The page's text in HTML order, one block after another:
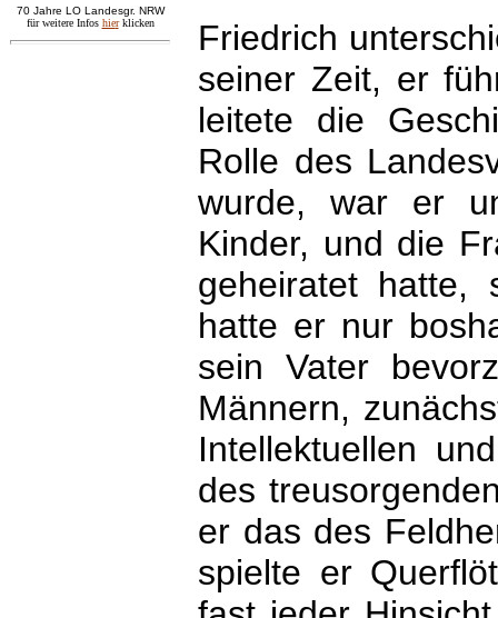
70 Jahre LO Landesgr. NRW
für weitere Infos hier klicken
Friedrich
seiner Zeit, er
leitete die
Rolle des
wurde, war er
Kinder, und die
geheiratet
hatte er nur
sein Vater
Männern,
Intellektuellen
des
er das des
spielte er